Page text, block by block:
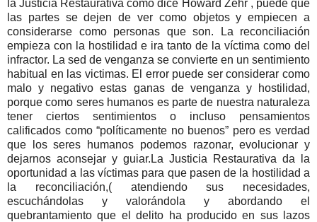
la Justicia Restaurativa como dice Howard Zehr , puede que
las partes se dejen de ver como objetos y empiecen a
considerarse como personas que son. La reconciliación
empieza con la hostilidad e ira tanto de la víctima como del
infractor. La sed de venganza se convierte en un sentimiento
habitual en las victimas. El error puede ser considerar como
malo y negativo estas ganas de venganza y hostilidad,
porque como seres humanos es parte de nuestra naturaleza
tener ciertos sentimientos o incluso pensamientos
calificados como “políticamente no buenos” pero es verdad
que los seres humanos podemos razonar, evolucionar y
dejarnos aconsejar y guiar.La Justicia Restaurativa da la
oportunidad a las víctimas para que pasen de la hostilidad a
la reconciliación,( atendiendo sus necesidades,
escuchándolas y valorándola y abordando el
quebrantamiento que el delito ha producido en sus lazos